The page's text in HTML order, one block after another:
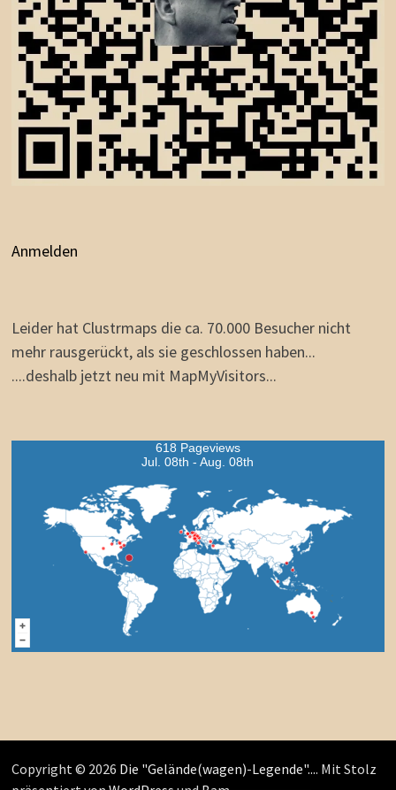
Anmelden
Leider hat Clustrmaps die ca. 70.000 Besucher nicht
mehr rausgerückt, als sie geschlossen haben...
....deshalb jetzt neu mit MapMyVisitors...
618 Pageviews
Jul. 08th - Aug. 08th
Copyright © 2026 Die "Gelände(wagen)-Legende".... Mit Stolz